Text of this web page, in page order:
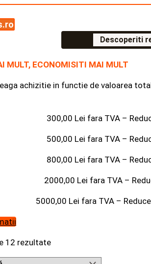
Descoperiti
MULT, ECONOMISITI MAI MULT
achizitie in functie de valoarea
300,00 Lei fara TVA –
500,00 Lei fara TVA –
800,00 Lei fara TVA –
2000,00 Lei fara TVA –
5000,00 Lei fara TVA –
12 rezultate